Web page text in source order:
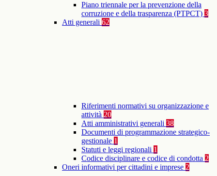
Piano triennale per la prevenzione della
corruzione e della trasparenza (PTPCT) 3
Atti generali 62
Riferimenti normativi su organizzazione e
attività 20
Atti amministrativi generali 38
Documenti di programmazione strategico-
gestionale 1
Statuti e leggi regionali 1
Codice disciplinare e codice di condotta 2
Oneri informativi per cittadini e imprese 2